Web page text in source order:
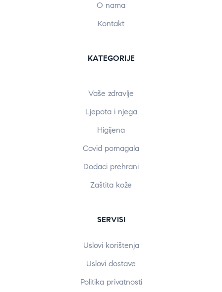
O nama
Kontakt
KATEGORIJE
Vaše zdravlje
Ljepota i njega
Higijena
Covid pomagala
Dodaci prehrani
Zaštita kože
SERVISI
Uslovi korištenja
Uslovi dostave
Politika privatnosti